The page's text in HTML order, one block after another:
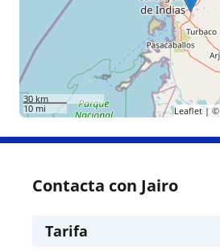
30 km
10 mi
Leaflet| ©
Contacta con Jairo
Tarifa